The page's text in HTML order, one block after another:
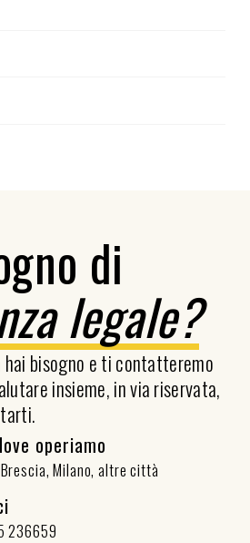
di
legale?
bisogno e ti contatteremo
insieme, in via riservata,
operiamo
Milano, altre città
236659